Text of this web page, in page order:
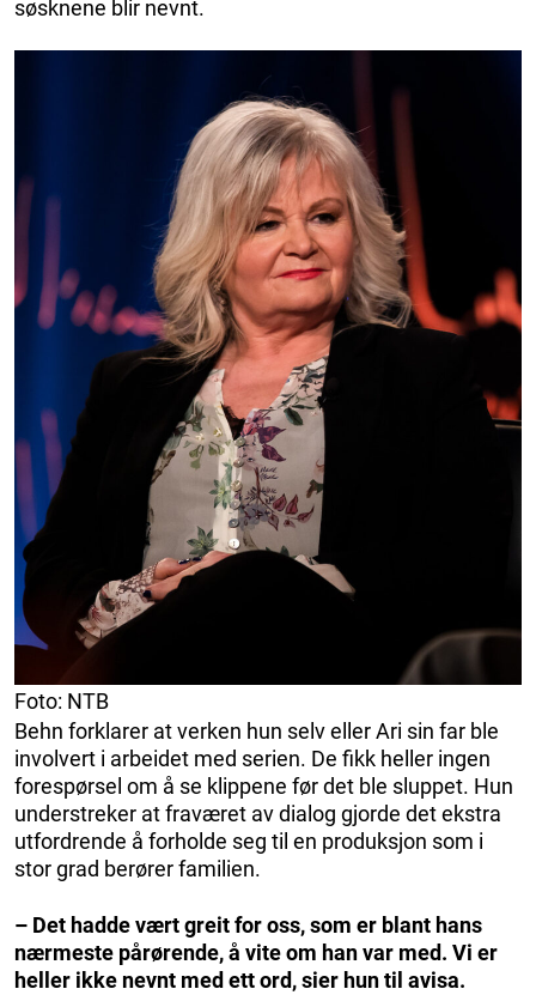
søsknene blir nevnt.
Foto: NTB
Behn forklarer at verken hun selv eller Ari sin far ble
involvert i arbeidet med serien. De fikk heller ingen
forespørsel om å se klippene før det ble sluppet. Hun
understreker at fraværet av dialog gjorde det ekstra
utfordrende å forholde seg til en produksjon som i
stor grad berører familien.
– Det hadde vært greit for oss, som er blant hans
nærmeste pårørende, å vite om han var med. Vi er
heller ikke nevnt med ett ord, sier hun til avisa.